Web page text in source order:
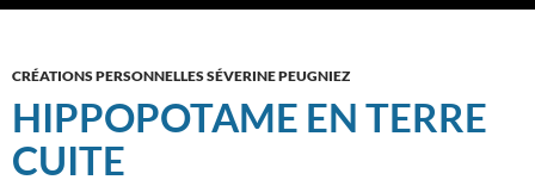
CRÉATIONS PERSONNELLES SÉVERINE PEUGNIEZ
HIPPOPOTAME EN TERRE
CUITE